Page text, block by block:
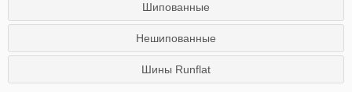
Шипованные
Нешипованные
Шины Runflat